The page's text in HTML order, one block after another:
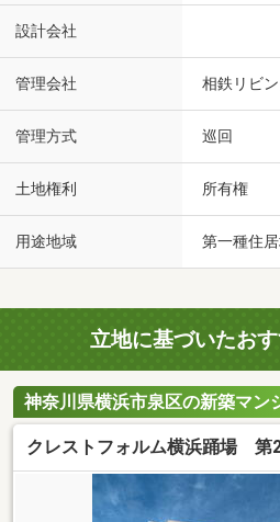
設計会社
管理会社 相鉄リビ
管理方式 巡回
土地権利 所有権
用途地域 第一種住
立地に基づいたお
神奈川県横浜市泉区の新築マン
クレストフォルム横浜踊場 第